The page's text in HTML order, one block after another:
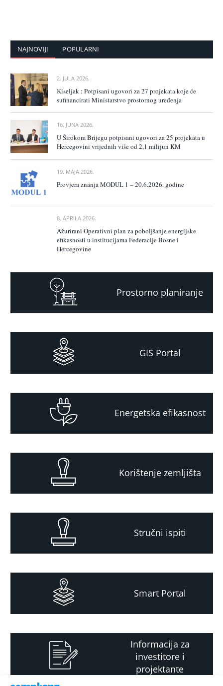
NAJNOVIJI POPULARNI
2. JULA 2026.
Kiseljak : Potpisani ugovori za 27 projekata koje će
sufinancirati Ministarstvo prostornog uređenja
16. JUNA 2026.
U Širokom Brijegu potpisani ugovori za 25 projekata u
Hercegovini vrijednih više od 2,1 milijun KM
19. MAJA 2026.
Provjera znanja MODUL 1 – 20.6.2026. godine
8. APRILA 2026.
Ažurirani Operativni plan za poboljšanje energijske
efikasnosti u institucijama Federacije Bosne i
Hercegovine
Prostorno planiranje
GIS Portal
Energetska efikasnost
Korištenje zemljišta
Stručni ispiti
Smart Portal
Informacija za
investitore i
projektante